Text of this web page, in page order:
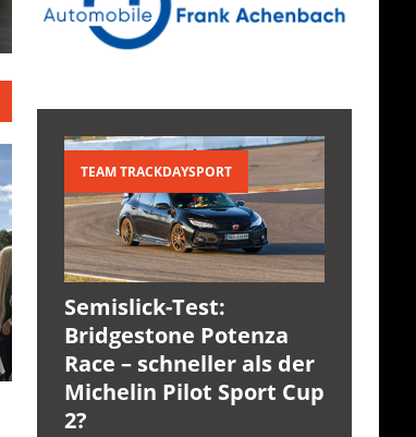
TEAM TRACKDAYSPORT
Semislick-Test:
Bridgestone Potenza
Race – schneller als der
Michelin Pilot Sport Cup
2?